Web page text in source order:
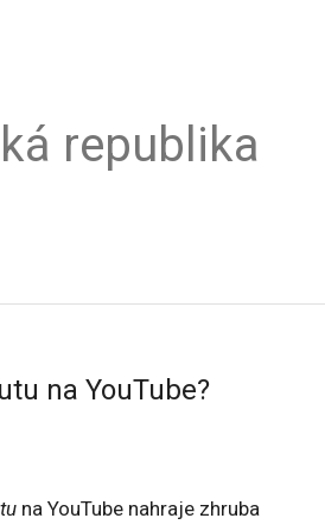
republika
na YouTube?
na YouTube nahraje zhruba